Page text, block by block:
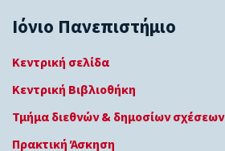
Ιόνιο Πανεπιστήμιο
Κεντρική σελίδα
Κεντρική Βιβλιοθήκη
Τμήμα διεθνών & δημοσίων σχέσεων
Πρακτική Άσκηση